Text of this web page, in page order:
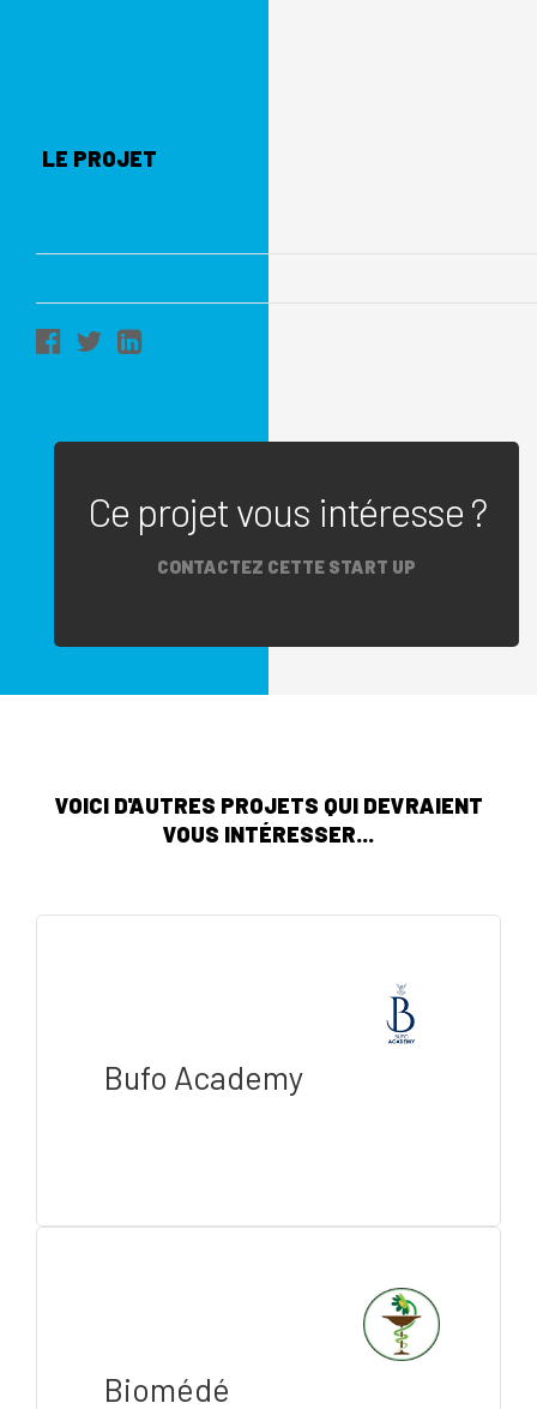
LE PROJET
Ce projet vous intéresse ?
CONTACTEZ CETTE START UP
VOICI D'AUTRES PROJETS QUI DEVRAIENT
VOUS INTÉRESSER...
Bufo Academy
Biomédé